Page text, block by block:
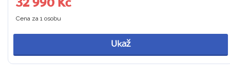
32 990 Kč
Cena za 1 osobu
Ukaž